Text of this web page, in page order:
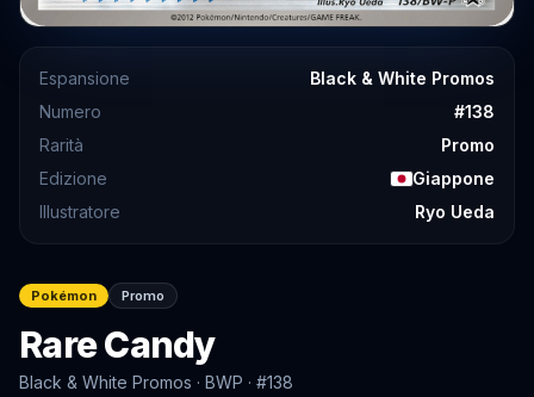
Espansione
Black & White Promos
Numero
#138
Rarità
Promo
Edizione
Giappone
Illustratore
Ryo Ueda
Pokémon Promo
Rare Candy
Black & White Promos · BWP · #138